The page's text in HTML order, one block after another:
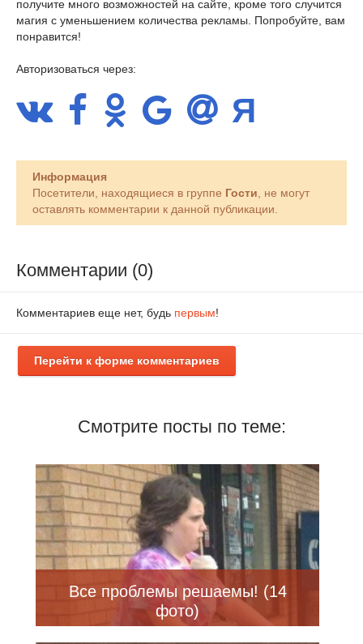
получите много возможностей на сайте, кроме того случится
магия с уменьшением количества рекламы. Попробуйте, вам
понравится!
Авторизоваться через:
Информация
Посетители, находящиеся в группе Гости , не могут
оставлять комментарии к данной публикации.
Комментарии (0)
Комментариев еще нет, будь первым!
Перейти к форме комментариев
Смотрите посты по теме:
Все проблемы решаемы! (14
фото)